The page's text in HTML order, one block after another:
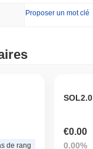
Proposer un mot clé
de rang
SOL2.0
€0.00
0.00%